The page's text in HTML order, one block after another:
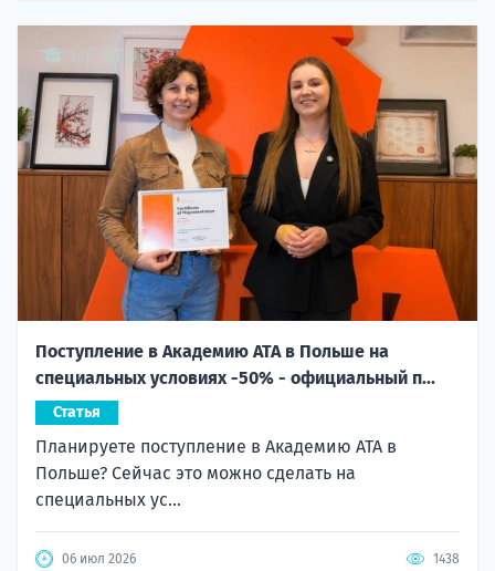
Поступление в Академию ATA в Польше на
специальных условиях -50% - официальный п...
Статья
Планируете поступление в Академию ATA в
Польше? Сейчас это можно сделать на
специальных ус...
06 июл 2026 1438